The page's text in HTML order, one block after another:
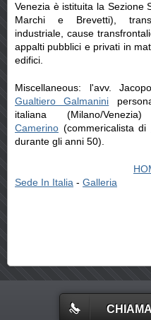
Venezia è istituita la Sezione
Marchi e Brevetti),
industriale, cause
appalti pubblici e privati in
edifici.
Miscellaneous: l'avv.
Gualtiero Galmanini
italiana (Milano/
Camerino (commericalista di
durante gli anni 50).
Sede In Italia - Galleria